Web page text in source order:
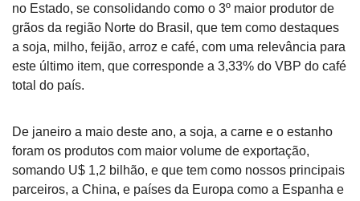
no Estado, se consolidando como o 3º maior produtor de
grãos da região Norte do Brasil, que tem como destaques
a soja, milho, feijão, arroz e café, com uma relevância para
este último item, que corresponde a 3,33% do VBP do café
total do país.
De janeiro a maio deste ano, a soja, a carne e o estanho
foram os produtos com maior volume de exportação,
somando U$ 1,2 bilhão, e que tem como nossos principais
parceiros, a China, e países da Europa como a Espanha e